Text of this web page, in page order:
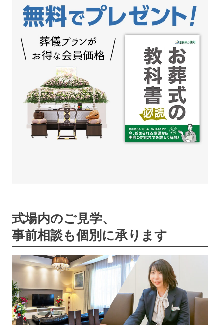
式場内のご見学、
事前相談も個別に承ります